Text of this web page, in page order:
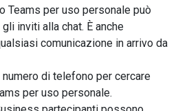
Teams per uso personale può
inviti alla chat. È anche
comunicazione in arrivo da
di telefono per cercare
per uso personale.